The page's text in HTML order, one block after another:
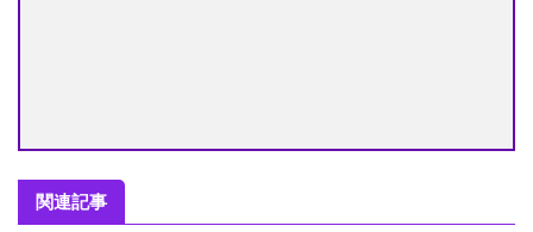
関連記事